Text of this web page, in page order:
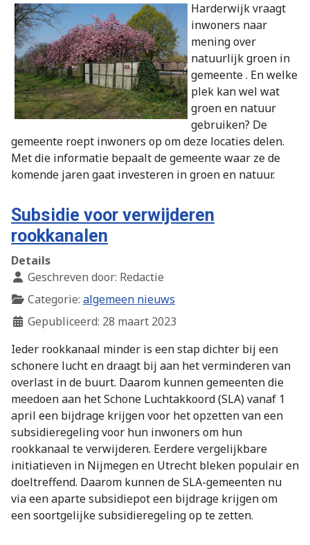
Harderwijk vraagt
inwoners naar
mening over
natuurlijk groen in
gemeente . En welke
plek kan wel wat
groen en natuur
gebruiken? De
gemeente roept inwoners op om deze locaties delen.
Met die informatie bepaalt de gemeente waar ze de
komende jaren gaat investeren in groen en natuur.
Subsidie voor verwijderen
rookkanalen
Details
Geschreven door: Redactie
Categorie: algemeen nieuws
Gepubliceerd: 28 maart 2023
Ieder rookkanaal minder is een stap dichter bij een
schonere lucht en draagt bij aan het verminderen van
overlast in de buurt. Daarom kunnen gemeenten die
meedoen aan het Schone Luchtakkoord (SLA) vanaf 1
april een bijdrage krijgen voor het opzetten van een
subsidieregeling voor hun inwoners om hun
rookkanaal te verwijderen. Eerdere vergelijkbare
initiatieven in Nijmegen en Utrecht bleken populair en
doeltreffend. Daarom kunnen de SLA-gemeenten nu
via een aparte subsidiepot een bijdrage krijgen om
een soortgelijke subsidieregeling op te zetten.